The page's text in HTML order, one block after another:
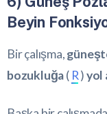
Beyin
Bir çalışma,
bozukluğa( R)yol